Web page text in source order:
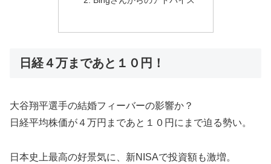
日経４万まであと１０円！
大谷翔平選手の結婚フィーバーの影響か？
日経平均株価が４万円まであと１０円にまで迫る勢い。
日本史上最高の好景気に、新NISAで投資額も激増。